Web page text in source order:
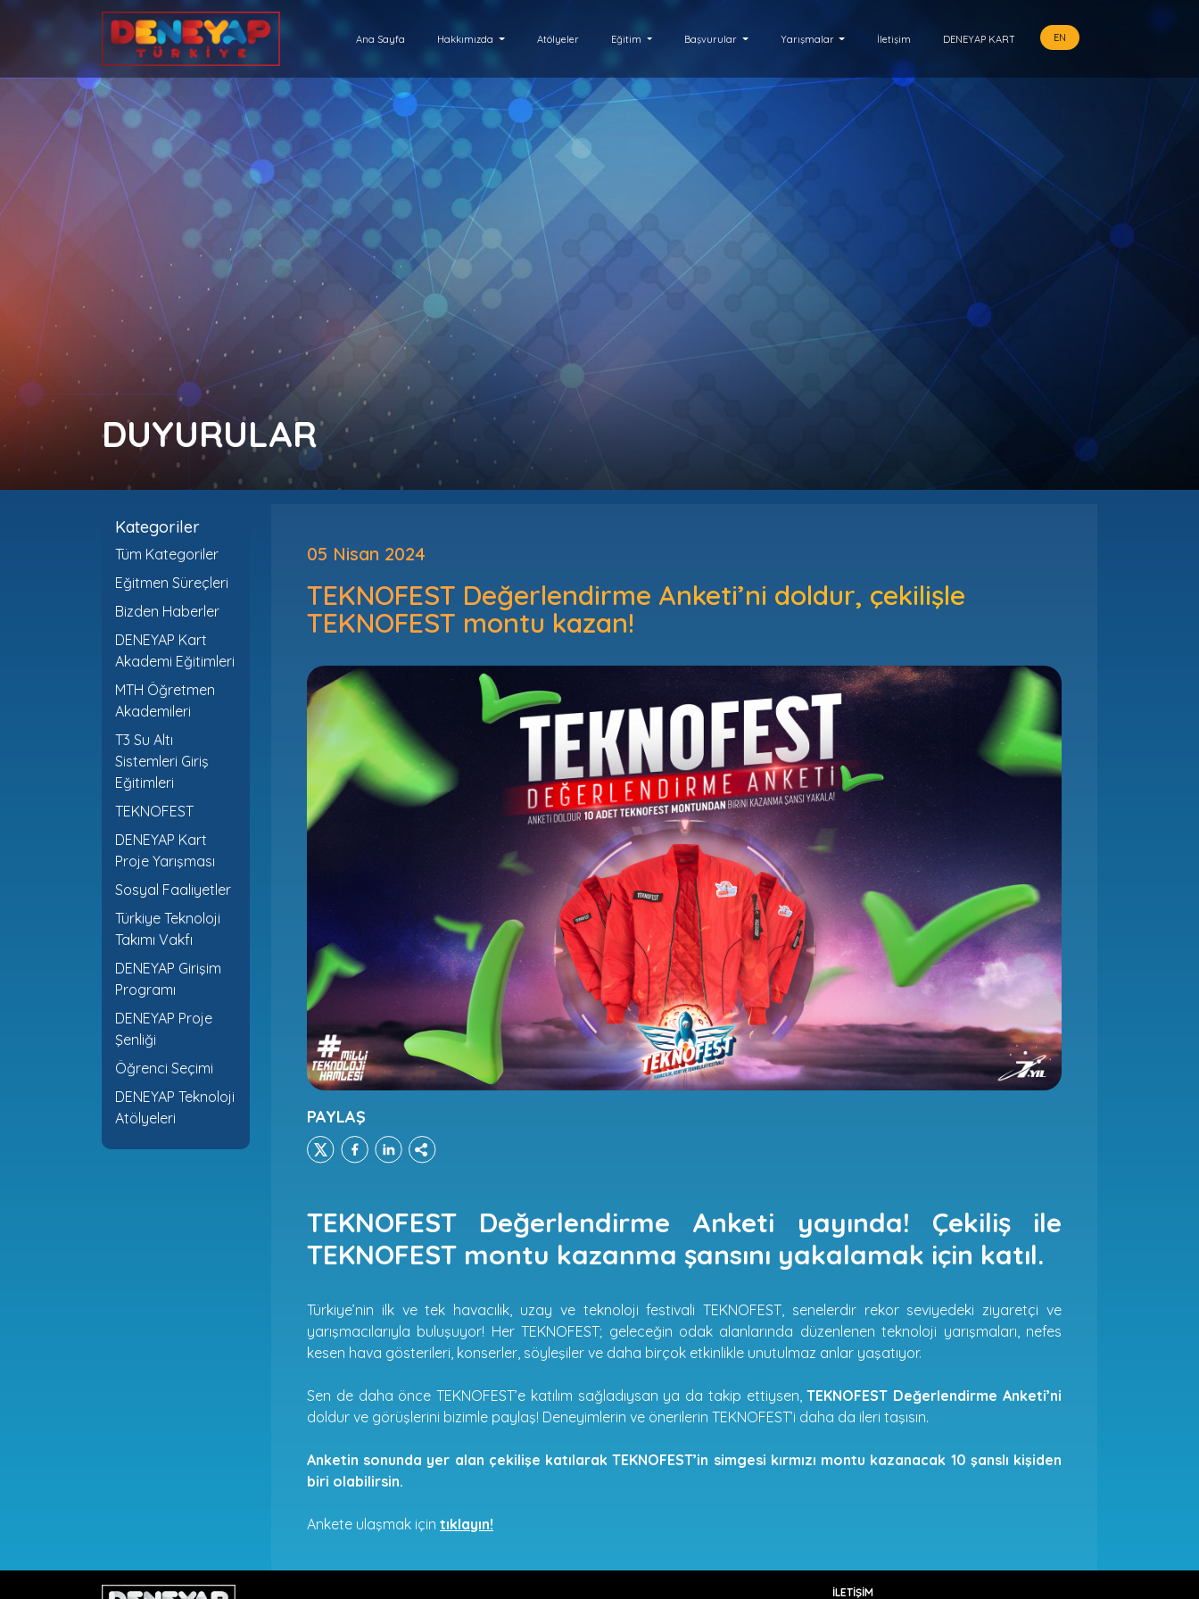
Ana Sayfa Hakkımızda Atölyeler Eğitim Başvurular Yarışmalar İletişim DENEYAP KART EN
DUYURULAR
Kategoriler
Tüm Kategoriler
Eğitmen Süreçleri
Bizden Haberler
DENEYAP Kart
Akademi Eğitimleri
MTH Öğretmen
Akademileri
T3 Su Altı
Sistemleri Giriş
Eğitimleri
TEKNOFEST
DENEYAP Kart
Proje Yarışması
Sosyal Faaliyetler
Türkiye Teknoloji
Takımı Vakfı
DENEYAP Girişim
Programı
DENEYAP Proje
Şenliği
Öğrenci Seçimi
DENEYAP Teknoloji
Atölyeleri
05 Nisan 2024
TEKNOFEST Değerlendirme Anketi’ni doldur, çekilişle
TEKNOFEST montu kazan!
PAYLAŞ
TEKNOFEST Değerlendirme Anketi yayında! Çekiliş ile
TEKNOFEST montu kazanma şansını yakalamak için katıl.
Türkiye’nin ilk ve tek havacılık, uzay ve teknoloji festivali TEKNOFEST, senelerdir rekor seviyedeki ziyaretçi ve
yarışmacılarıyla buluşuyor! Her TEKNOFEST; geleceğin odak alanlarında düzenlenen teknoloji yarışmaları, nefes
kesen hava gösterileri, konserler, söyleşiler ve daha birçok etkinlikle unutulmaz anlar yaşatıyor.
Sen de daha önce TEKNOFEST’e katılım sağladıysan ya da takip ettiysen,TEKNOFEST Değerlendirme Anketi’ni
doldur ve görüşlerini bizimle paylaş! Deneyimlerin ve önerilerin TEKNOFEST’i daha da ileri taşısın.
Anketin sonunda yer alan çekilişe katılarak TEKNOFEST’in simgesi kırmızı montu kazanacak 10 şanslı kişiden
biri olabilirsin.
Ankete ulaşmak için tıklayın!
İLETİŞİM